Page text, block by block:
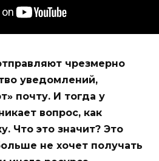
чрезмерно
уведомлений,
почту. И тогда у
вопрос, как
Что это значит? Это
не хочет получать